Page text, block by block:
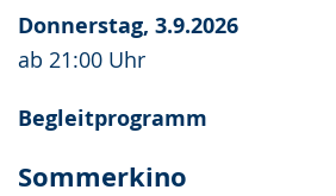
Donnerstag, 3.9.2026
ab 21:00 Uhr
Begleitprogramm
Sommerkino